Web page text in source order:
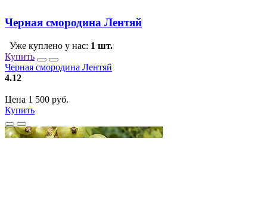
Черная смородина Лентяй
Уже куплено у нас: 1 шт.
Купить
Черная смородина Лентяй
4.12
Цена 1 500 руб.
Купить